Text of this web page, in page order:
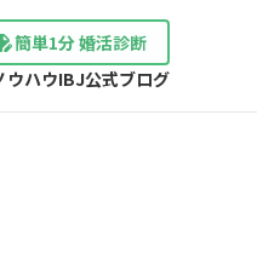
簡単1分 婚活診断
ウハウIBJ公式ブログ